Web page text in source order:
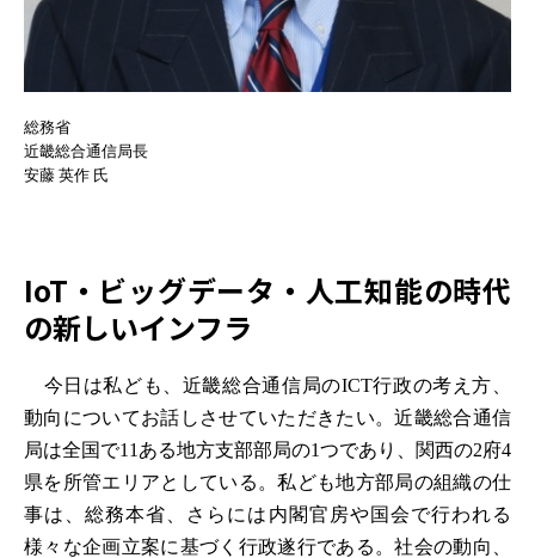
総務省
近畿総合通信局長
安藤 英作 氏
IoT・ビッグデータ・人工知能の時代
の新しいインフラ
今日は私ども、近畿総合通信局のICT行政の考え方、
動向についてお話しさせていただきたい。近畿総合通信
局は全国で11ある地方支部部局の1つであり、関西の2府4
県を所管エリアとしている。私ども地方部局の組織の仕
事は、総務本省、さらには内閣官房や国会で行われる
様々な企画立案に基づく行政遂行である。社会の動向、